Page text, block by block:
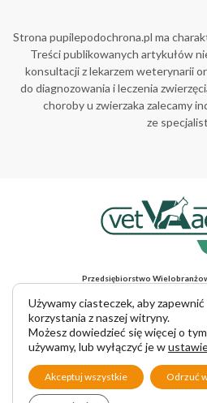
Strona pupilepodochrona.pl ma
Treści publikowanych artykułów
konsultacji z lekarzem weterynarii
do diagnozowania i leczenia
choroby u zwierzaka zalecamy
ze
Przedsiębiorstwo
Adres do korespondencji: ul.
tel. +48 81 445 23 00, e-mail
www.vet-agro.pl
Copyright © 2025 VET-
Używamy ciasteczek, aby zapewnić
korzystania z naszej witryny.
Możesz dowiedzieć się więcej o
używamy, lub wyłączyć je w
Akceptuj wszystkie Odrzuć